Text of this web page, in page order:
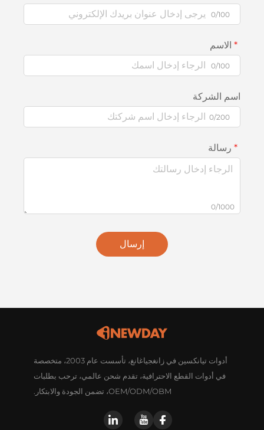
0/100
الاسم
0/100
اسم الشركة
0/200
رسالة
0/1000
إرسال
أدوات تيانكسين في زانغجياغانغ، تأسست عام 2003، متخصصة
في أدوات القطع الاحترافية، تقدم شحن عالمي، ترحب بطلبات
OEM/ODM/OBM، تضمن الجودة والابتكار.